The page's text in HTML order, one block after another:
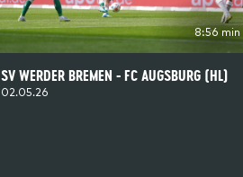
8:56 min
SV WERDER BREMEN - FC AUGSBURG (HL)
02.05.26